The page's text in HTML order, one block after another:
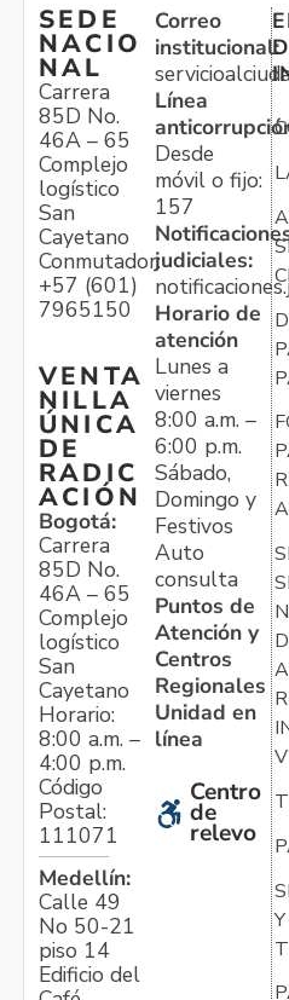
SEDE
NACIO
NAL
Carrera
85D No.
46A – 65
Complejo
logístico
San
Cayetano
Conmutador:
+57 (601)
7965150
VENTA
NILLA
ÚNICA
DE
RADIC
ACIÓN
Bogotá:
Carrera
85D No.
46A – 65
Complejo
logístico
San
Cayetano
Horario:
8:00 a.m. –
4:00 p.m.
Código
Postal:
111071
Medellín:
Calle 49
No 50-21
piso 14
Edificio del
Correo
institucional:
Línea
Desde
móvil o fijo:
157
judiciales:
Horario de
atención
Lunes a
viernes
8:00 a.m. –
6:00 p.m.
Sábado,
Domingo y
Festivos
Auto
consulta
Puntos de
Atención y
Centros
Regionales
Unidad en
línea
Centro
de
relevo
Y